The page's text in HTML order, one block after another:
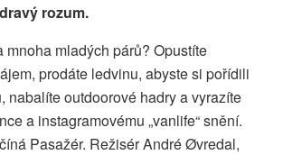
rozum.
mnoha mladých párů? Opustíte
prodáte ledvinu, abyste si pořídili
nabalíte outdoorové hadry a vyrazíte
a instagramovému „vanlife“ snění.
Pasažér. Režisér André Øvredal,